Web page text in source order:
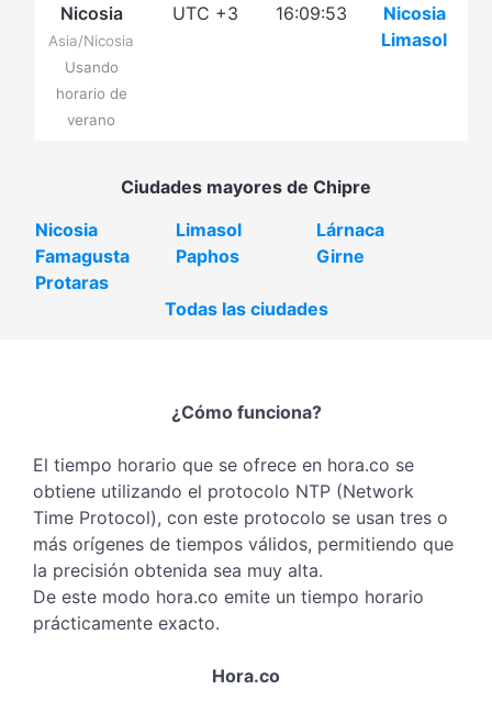
Nicosia
Asia/Nicosia
Usando
horario de
verano
UTC +3 16:09:53
Nicosia
Limasol
Ciudades mayores de Chipre
Nicosia
Limasol
Lárnaca
Famagusta
Paphos
Girne
Protaras
Todas las ciudades
¿Cómo funciona?
El tiempo horario que se ofrece en hora.co se
obtiene utilizando el protocolo NTP (Network
Time Protocol), con este protocolo se usan tres o
más orígenes de tiempos válidos, permitiendo que
la precisión obtenida sea muy alta.
De este modo hora.co emite un tiempo horario
prácticamente exacto.
Hora.co